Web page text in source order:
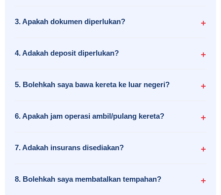
3. Apakah dokumen diperlukan?
4. Adakah deposit diperlukan?
5. Bolehkah saya bawa kereta ke luar negeri?
6. Apakah jam operasi ambil/pulang kereta?
7. Adakah insurans disediakan?
8. Bolehkah saya membatalkan tempahan?